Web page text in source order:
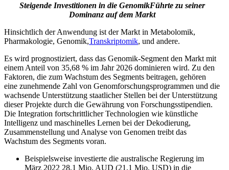
Steigende Investitionen in die GenomikFührte zu seiner
Dominanz auf dem Markt
Hinsichtlich der Anwendung ist der Markt in Metabolomik,
Pharmakologie, Genomik,Transkriptomik, und andere.
Es wird prognostiziert, dass das Genomik-Segment den Markt mit
einem Anteil von 35,68 % im Jahr 2026 dominieren wird. Zu den
Faktoren, die zum Wachstum des Segments beitragen, gehören
eine zunehmende Zahl von Genomforschungsprogrammen und die
wachsende Unterstützung staatlicher Stellen bei der Unterstützung
dieser Projekte durch die Gewährung von Forschungsstipendien.
Die Integration fortschrittlicher Technologien wie künstliche
Intelligenz und maschinelles Lernen bei der Dekodierung,
Zusammenstellung und Analyse von Genomen treibt das
Wachstum des Segments voran.
Beispielsweise investierte die australische Regierung im
März 2022 28,1 Mio. AUD (21,1 Mio. USD) in die